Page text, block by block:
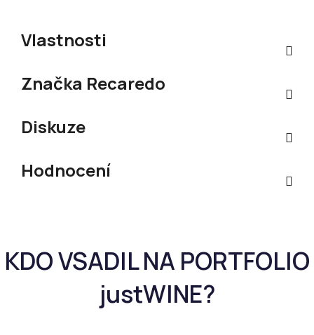
Vlastnosti
Značka Recaredo
Diskuze
Hodnocení